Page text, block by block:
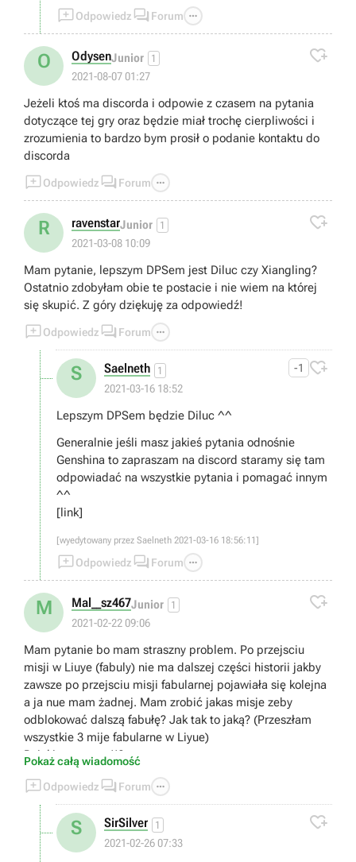
Odpowiedz  Forum 
O OdysenJunior 1
2021-08-07 01:27

Jeżeli ktoś ma discorda i odpowie z czasem na pytania
dotyczące tej gry oraz będzie miał trochę cierpliwości i
zrozumienia to bardzo bym prosił o podanie kontaktu do
discorda
Odpowiedz  Forum 
R ravenstarJunior 1
2021-03-08 10:09

Mam pytanie, lepszym DPSem jest Diluc czy Xiangling?
Ostatnio zdobyłam obie te postacie i nie wiem na której
się skupić. Z góry dziękuję za odpowiedź!
Odpowiedz  Forum 
S Saelneth 1
2021-03-16 18:52
-1 
Lepszym DPSem będzie Diluc ^^
Generalnie jeśli masz jakieś pytania odnośnie
Genshina to zapraszam na discord staramy się tam
odpowiadać na wszystkie pytania i pomagać innym
^^
[link]
[wyedytowany przez Saelneth 2021-03-16 18:56:11]
Odpowiedz  Forum 
M Mal__sz467Junior 1
2021-02-22 09:06

Mam pytanie bo mam straszny problem. Po przejsciu
misji w Liuye (fabuly) nie ma dalszej części historii jakby
zawsze po przejsciu misji fabularnej pojawiała się kolejna
a ja nue mam żadnej. Mam zrobić jakas misje zeby
odblokować dalszą fabułę? Jak tak to jaką? (Przeszłam
wszystkie 3 mije fabularne w Liyue)
Dzięki za pomoc!!?
Pokaż całą wiadomość
Odpowiedz  Forum 
S SirSilver 1
2021-02-26 07:33
